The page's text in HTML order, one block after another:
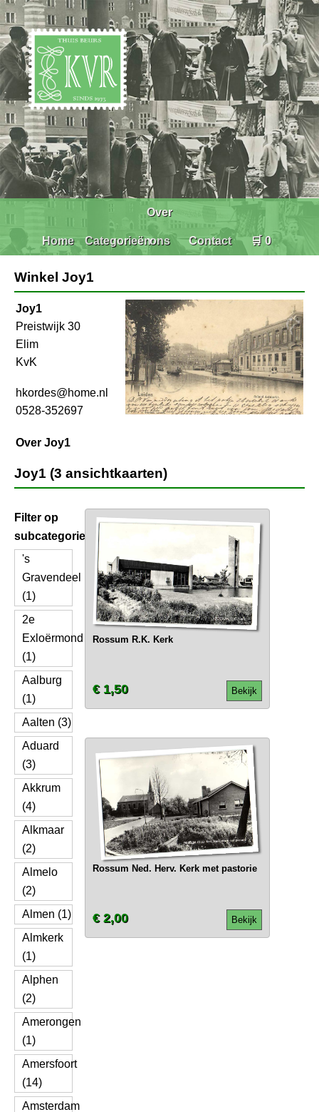
Home Categorieën
Over
ons Contact 🛒 0
Winkel Joy1
Joy1
Preistwijk 30
Elim
KvK
hkordes@home.nl
0528-352697
Over Joy1
Joy1 (3 ansichtkaarten)
Filter op
subcategorie
's
Gravendeel
(1)
2e
Exloërmond
(1)
Aalburg
(1)
Aalten (3)
Aduard
(3)
Akkrum
(4)
Alkmaar
(2)
Almelo
(2)
Almen (1)
Almkerk
(1)
Alphen
(2)
Amerongen
(1)
Amersfoort
(14)
Amsterdam
Rossum R.K. Kerk
Bekijk
€ 1,50
Rossum Ned. Herv. Kerk met pastorie
Bekijk
€ 2,00